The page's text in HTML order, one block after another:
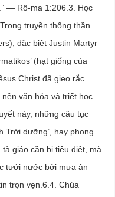
— Rô-ma 1:206.3. Học
truyền thống thần
đặc biệt Justin Martyr
(hạt giống của
Christ đã gieo rắc
văn hóa và triết học
này, những câu tục
Trời dưỡng’, hay phong
giáo cần bị tiêu diệt, mà
tưới nước bởi mưa ân
trọn vẹn.6.4. Chúa